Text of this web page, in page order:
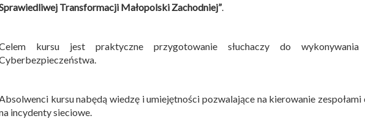
Transformacji Małopolski Zachodniej”.
kursu jest praktyczne przygotowanie słuchaczy do wykonywania
kursu nabędą wiedzę i umiejętności pozwalające na kierowanie
incydenty sieciowe.